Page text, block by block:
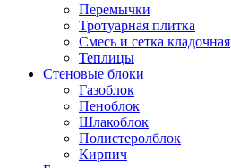
Перемычки
Тротуарная плитка
Смесь и сетка кладочная
Теплицы
Стеновые блоки
Газоблок
Пеноблок
Шлакоблок
Полистеролблок
Кирпич